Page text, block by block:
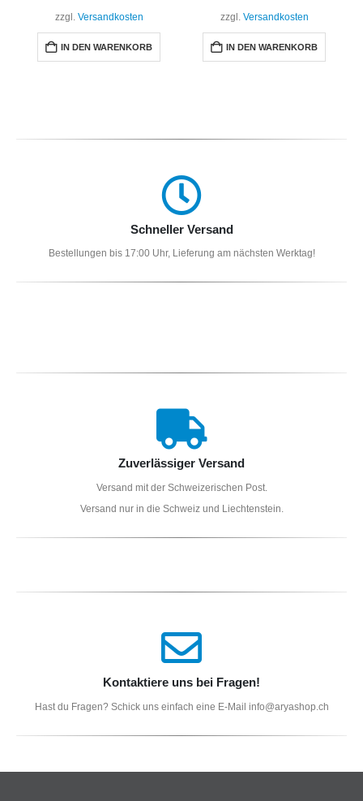
zzgl. Versandkosten
IN DEN WARENKORB
zzgl. Versandkosten
IN DEN WARENKORB
Schneller Versand
Bestellungen bis 17:00 Uhr, Lieferung am nächsten Werktag!
Zuverlässiger Versand
Versand mit der Schweizerischen Post.
Versand nur in die Schweiz und Liechtenstein.
Kontaktiere uns bei Fragen!
Hast du Fragen? Schick uns einfach eine E-Mail info@aryashop.ch